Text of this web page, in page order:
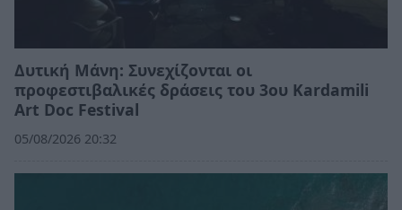
Δυτική Μάνη: Συνεχίζονται οι
προφεστιβαλικές δράσεις του 3ου Kardamili
Art Doc Festival
05/08/2026 20:32